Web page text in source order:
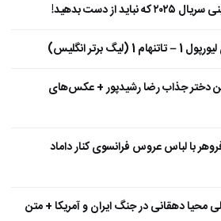
(لیگ برتر انگلیس)
دختر جذاب رضا رشیدپور + عکس‌های
با لباس عروس فرانسوی کنار داماد
محیا دهقانی در جنگ ایران و آمریکا + متن